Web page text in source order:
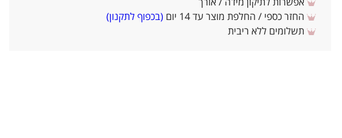
אפשרות לתיקון מידה / אורך
החזר כספי / החלפת מוצר עד 14 יום
(בכפוף לתקנון)
תשלומים ללא ריבית